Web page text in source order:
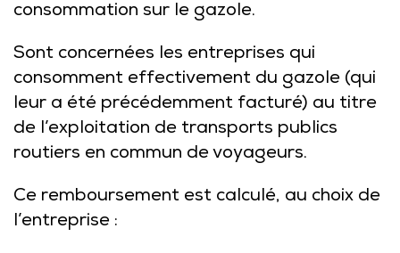
consommation sur le gazole.
Sont concernées les entreprises qui
consomment effectivement du gazole (qui
leur a été précédemment facturé) au titre
de l’exploitation de transports publics
routiers en commun de voyageurs.
Ce remboursement est calculé, au choix de
l’entreprise :